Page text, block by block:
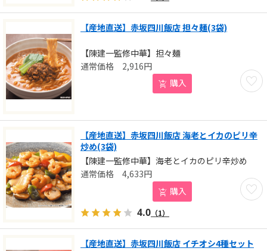
【産地直送】赤坂四川飯店 担々麺(3袋)
【陳建一監修中華】担々麺
お気
2,916円
購入
【産地直送】赤坂四川飯店 海老とイカのピリ辛
炒め(3袋)
【陳建一監修中華】海老とイカのピリ辛炒め
お気
4,633円
購入
4.0 （1）
【産地直送】赤坂四川飯店 イチオシ4種セット